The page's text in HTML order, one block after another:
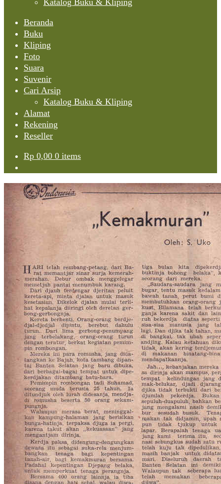
Katalog Buku & Kliping
Beranda
Buku
Kliping
Foto
Suara
Suvenir
Cari Arsip
Katalog Buku & Kliping
Alamat
Rekening
Reseller
Rp 0,00 0 items